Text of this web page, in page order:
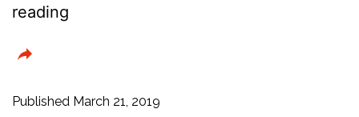
reading
AAA
Published March 21, 2019